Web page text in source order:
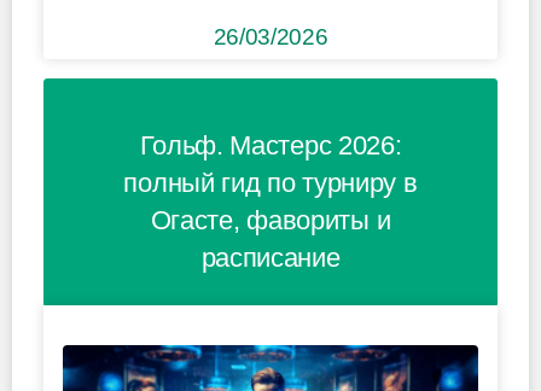
26/03/2026
Гольф. Мастерс 2026:
полный гид по турниру в
Огасте, фавориты и
расписание